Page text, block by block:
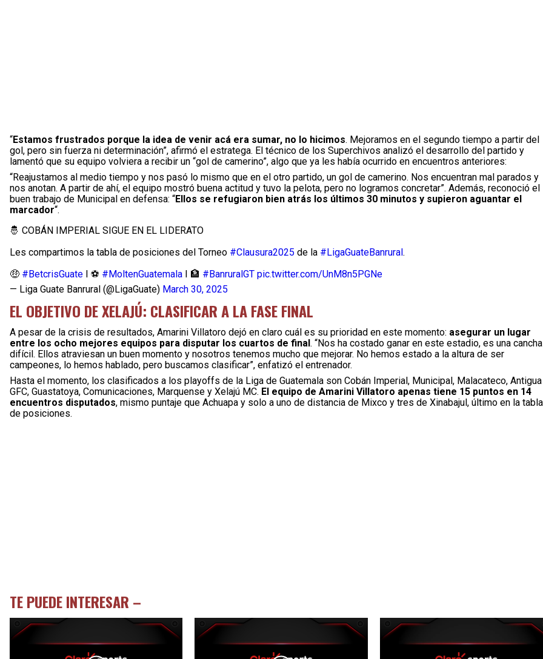
“Estamos frustrados porque la idea de venir acá era sumar, no lo hicimos. Mejoramos en el segundo tiempo a partir del
gol, pero sin fuerza ni determinación”, afirmó el estratega. El técnico de los Superchivos analizó el desarrollo del partido y
lamentó que su equipo volviera a recibir un “gol de camerino”, algo que ya les había ocurrido en encuentros anteriores:
“Reajustamos al medio tiempo y nos pasó lo mismo que en el otro partido, un gol de camerino. Nos encuentran mal parados y
nos anotan. A partir de ahí, el equipo mostró buena actitud y tuvo la pelota, pero no logramos concretar”. Además, reconoció el
buen trabajo de Municipal en defensa: “Ellos se refugiaron bien atrás los últimos 30 minutos y supieron aguantar el
marcador“.
🤴 COBÁN IMPERIAL SIGUE EN EL LIDERATO
Les compartimos la tabla de posiciones del Torneo #Clausura2025 de la #LigaGuateBanrural.
🤑 #BetcrisGuate I ⚽️ #MoltenGuatemala I 🏦 #BanruralGT pic.twitter.com/UnM8n5PGNe
— Liga Guate Banrural (@LigaGuate) March 30, 2025
EL OBJETIVO DE XELAJÚ: CLASIFICAR A LA FASE FINAL
A pesar de la crisis de resultados, Amarini Villatoro dejó en claro cuál es su prioridad en este momento: asegurar un lugar
entre los ocho mejores equipos para disputar los cuartos de final. “Nos ha costado ganar en este estadio, es una cancha
difícil. Ellos atraviesan un buen momento y nosotros tenemos mucho que mejorar. No hemos estado a la altura de ser
campeones, lo hemos hablado, pero buscamos clasificar”, enfatizó el entrenador.
Hasta el momento, los clasificados a los playoffs de la Liga de Guatemala son Cobán Imperial, Municipal, Malacateco, Antigua
GFC, Guastatoya, Comunicaciones, Marquense y Xelajú MC. El equipo de Amarini Villatoro apenas tiene 15 puntos en 14
encuentros disputados, mismo puntaje que Achuapa y solo a uno de distancia de Mixco y tres de Xinabajul, último en la tabla
de posiciones.
TE PUEDE INTERESAR –